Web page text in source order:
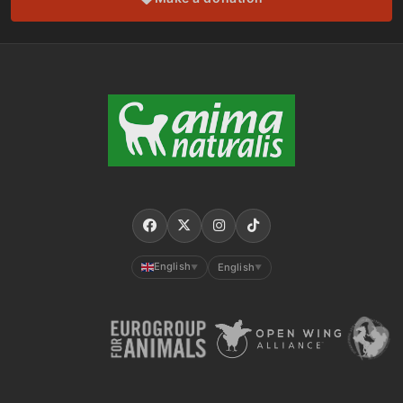
English ▼ English ▼